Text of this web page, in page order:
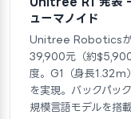
ューマノイド
Unitree Roboticsが
39,900元（約
度。G1（身長1.32m
を実現。バックパッ
規模言語モデルを搭